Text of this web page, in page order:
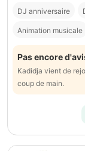
DJ anniversaire
Animation musicale
Pas encore
Kadidja vient de
coup de main.